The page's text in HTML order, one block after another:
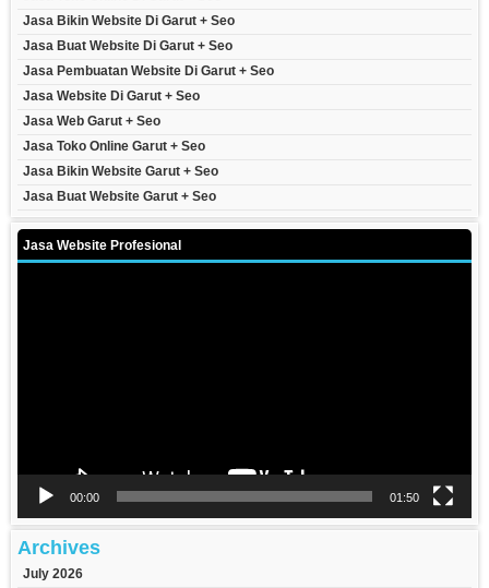
Jasa Bikin Website Di Garut + Seo
Jasa Buat Website Di Garut + Seo
Jasa Pembuatan Website Di Garut + Seo
Jasa Website Di Garut + Seo
Jasa Web Garut + Seo
Jasa Toko Online Garut + Seo
Jasa Bikin Website Garut + Seo
Jasa Buat Website Garut + Seo
Jasa Website Profesional
00:00 01:50
Archives
July 2026